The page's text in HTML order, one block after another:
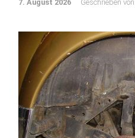
7. August 2026 Geschrieben von